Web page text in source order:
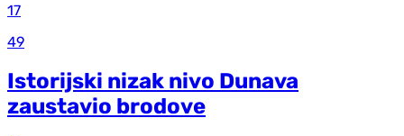
17
49
Istorijski nizak nivo Dunava
zaustavio brodove